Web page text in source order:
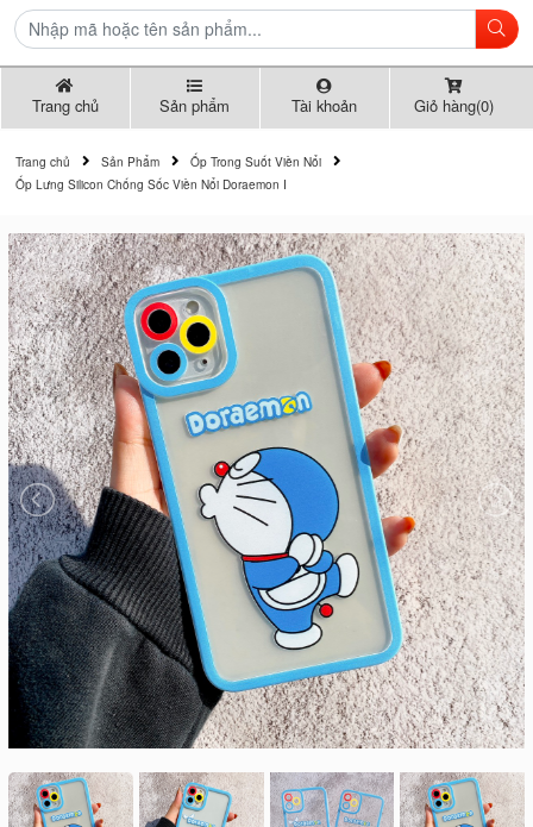
Trang chủ Sản phẩm Tài khoản Giỏ hàng(0)
Trang chủ Sản Phẩm
Ốp Trong Suốt Viền Nổi
Ốp Lưng Silicon Chống Sốc Viền Nổi Doraemon I